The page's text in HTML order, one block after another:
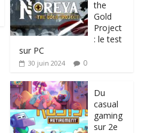
the
Gold
Project
: le test
sur PC
30 juin 2024 0
Du
casual
gaming
sur 2e